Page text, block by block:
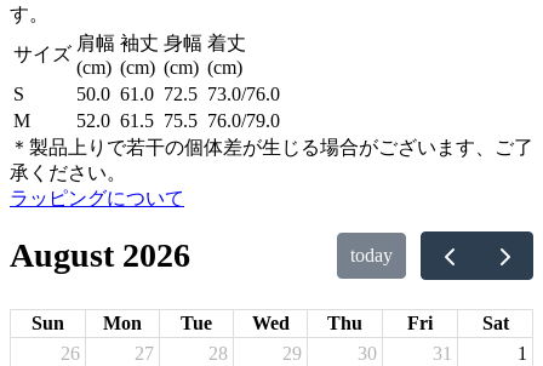
す。
サイズ
肩幅
(cm)
袖丈
(cm)
身幅
(cm)
着丈
(cm)
S
50.0 61.0 72.5 73.0/76.0
M
52.0 61.5 75.5 76.0/79.0
＊製品上りで若干の個体差が生じる場合がございます、ご了
承ください。
ラッピングについて
August 2026 today
Sun Mon Tue Wed Thu Fri
Sat
26
27 28 29 30 31 1